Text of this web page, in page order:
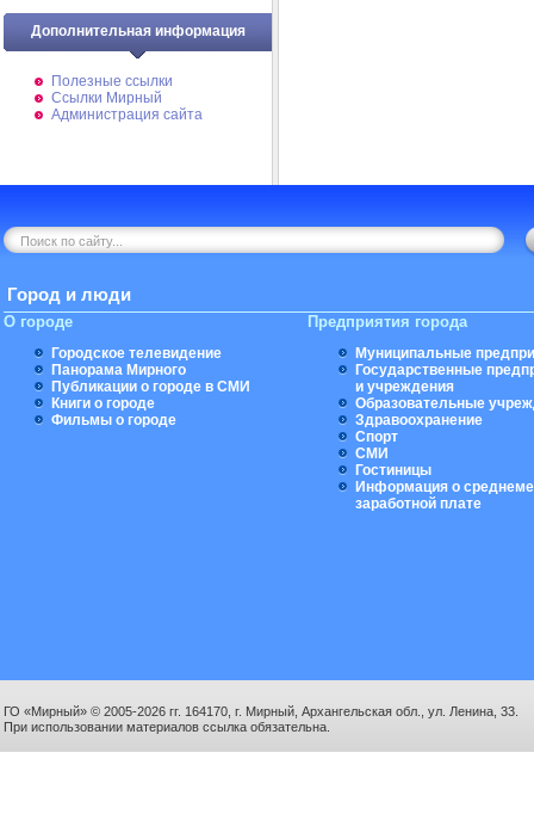
Дополнительная информация
Полезные ссылки
Ссылки Мирный
Администрация сайта
Город и люди
О городе
Городское телевидение
Панорама Мирного
Публикации о городе в СМИ
Книги о городе
Фильмы о городе
Предприятия города
Муниципальные
Государственные
и учреждения
Образовательные
Здравоохранение
Спорт
СМИ
Гостиницы
Информация о
заработной плате
ГО «Мирный» © 2005-2026 гг. 164170, г. Мирный, Архангельская обл., ул. Ленина, 33.
При использовании материалов ссылка обязательна.